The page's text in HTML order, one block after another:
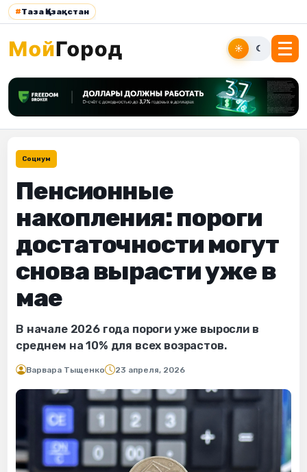
#Таза Қазақстан
☀ ☾
Социум
Пенсионные
накопления: пороги
достаточности могут
снова вырасти уже в
мае
В начале 2026 года пороги уже выросли в
среднем на 10% для всех возрастов.
Варвара Тыщенко 23 апреля, 2026